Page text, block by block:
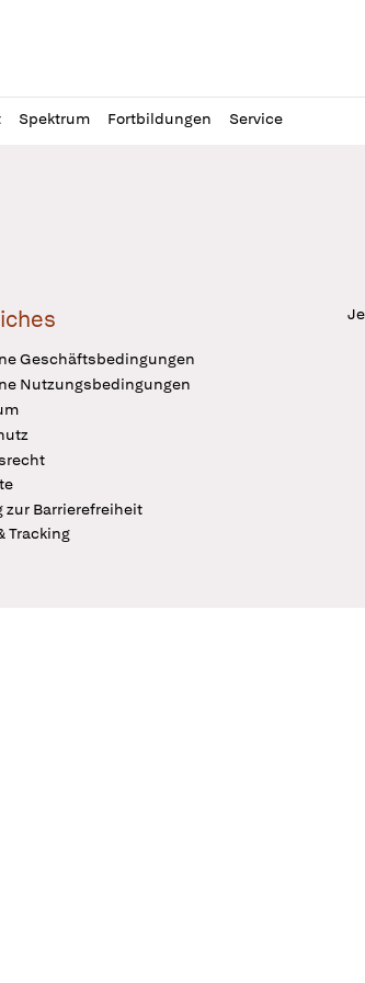
Spektrum Fortbildungen Service
Geschäftsbedingungen
Nutzungsbedingungen
zur Barrierefreiheit
Tracking